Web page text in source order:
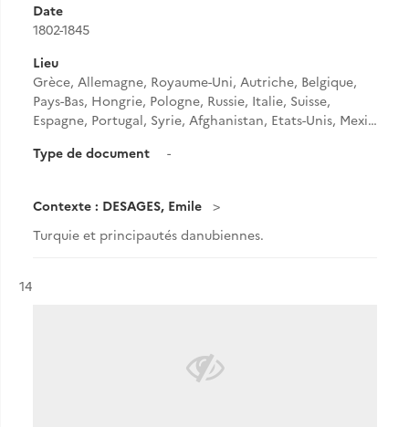
Date
1802-1845
Lieu
Grèce, Allemagne, Royaume-Uni, Autriche, Belgique,
Pays-Bas, Hongrie, Pologne, Russie, Italie, Suisse,
Espagne, Portugal, Syrie, Afghanistan, Etats-Unis, Mexi…
Type de document
-
Contexte : DESAGES, Emile
Turquie et principautés danubiennes.
Résultat n°
14